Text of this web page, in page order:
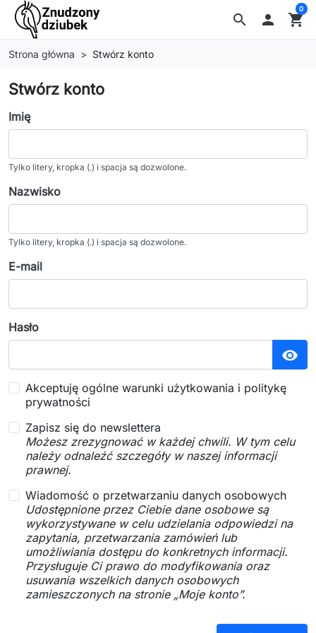
search  shopping_cart
0
Strona główna Stwórz konto
Stwórz konto
Imię
Tylko litery, kropka (.) i spacja są dozwolone.
Nazwisko
Tylko litery, kropka (.) i spacja są dozwolone.
E-mail
Hasło
visibility
Akceptuję ogólne warunki użytkowania i politykę
prywatności
Zapisz się do newslettera
Możesz zrezygnować w każdej chwili. W tym celu
należy odnaleźć szczegóły w naszej informacji
prawnej.
Wiadomość o przetwarzaniu danych osobowych
Udostępnione przez Ciebie dane osobowe są
wykorzystywane w celu udzielania odpowiedzi na
zapytania, przetwarzania zamówień lub
umożliwiania dostępu do konkretnych informacji.
Przysługuje Ci prawo do modyfikowania oraz
usuwania wszelkich danych osobowych
zamieszczonych na stronie „Moje konto”.